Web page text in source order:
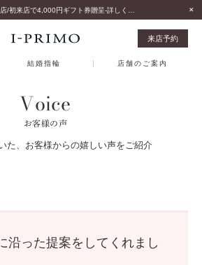
来店予約
結婚指輪 店舗のご案内
Voice
お客様の声
た、お客様からの嬉しい声をご紹介
沿った提案をしてくれまし